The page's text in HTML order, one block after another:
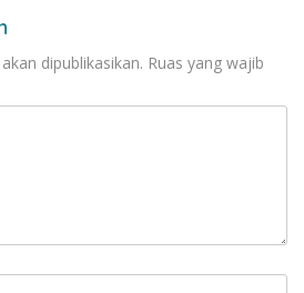
dipublikasikan. Ruas yang wajib